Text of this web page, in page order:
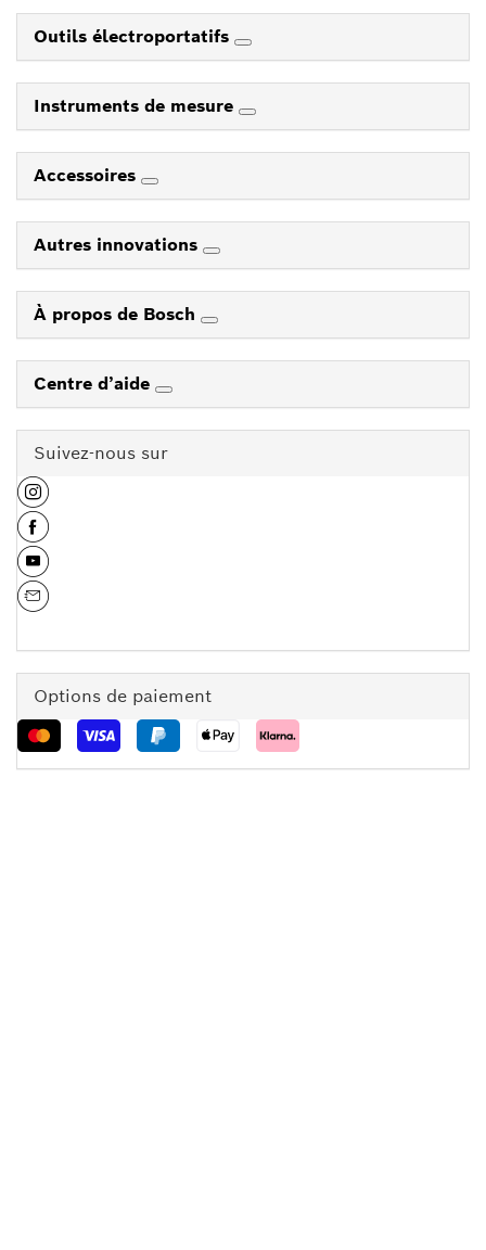
Outils électroportatifs
Instruments de mesure
Accessoires
Autres innovations
À propos de Bosch
Centre d’aide
Suivez-nous sur
Options de paiement